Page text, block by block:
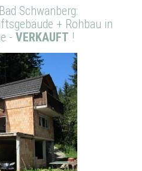
Schwanberg:
+ Rohbau in
- VERKAUFT !